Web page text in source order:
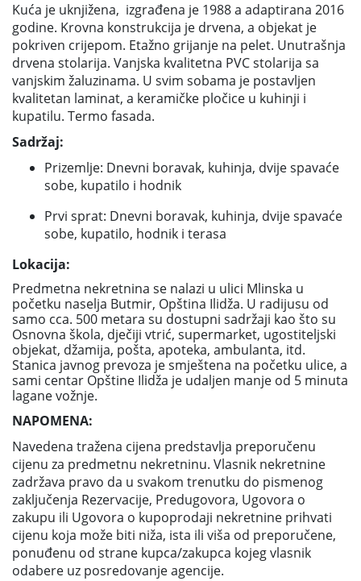
Kuća je uknjižena, izgrađena je 1988 a adaptirana 2016
godine. Krovna konstrukcija je drvena, a objekat je
pokriven crijepom. Etažno grijanje na pelet. Unutrašnja
drvena stolarija. Vanjska kvalitetna PVC stolarija sa
vanjskim žaluzinama. U svim sobama je postavljen
kvalitetan laminat, a keramičke pločice u kuhinji i
kupatilu. Termo fasada.
Sadržaj:
Prizemlje: Dnevni boravak, kuhinja, dvije spavaće
sobe, kupatilo i hodnik
Prvi sprat: Dnevni boravak, kuhinja, dvije spavaće
sobe, kupatilo, hodnik i terasa
Lokacija:
Predmetna nekretnina se nalazi u ulici Mlinska u
početku naselja Butmir, Opština Ilidža. U radijusu od
samo cca. 500 metara su dostupni sadržaji kao što su
Osnovna škola, dječiji vtrić, supermarket, ugostiteljski
objekat, džamija, pošta, apoteka, ambulanta, itd.
Stanica javnog prevoza je smještena na početku ulice, a
sami centar Opštine Ilidža je udaljen manje od 5 minuta
lagane vožnje.
NAPOMENA:
Navedena tražena cijena predstavlja preporučenu
cijenu za predmetnu nekretninu. Vlasnik nekretnine
zadržava pravo da u svakom trenutku do pismenog
zaključenja Rezervacije, Predugovora, Ugovora o
zakupu ili Ugovora o kupoprodaji nekretnine prihvati
cijenu koja može biti niža, ista ili viša od preporučene,
ponuđenu od strane kupca/zakupca kojeg vlasnik
odabere uz posredovanje agencije.